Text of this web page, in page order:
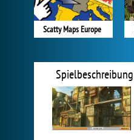
Scatty Maps Europe
Spielbeschreibung